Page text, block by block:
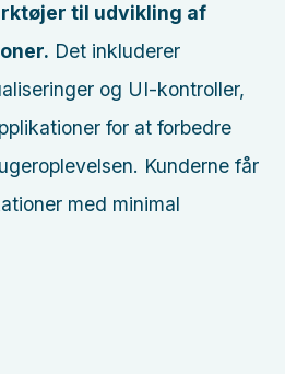
til udvikling af
Det inkluderer
og UI-kontroller,
for at forbedre
Kunderne får
med minimal